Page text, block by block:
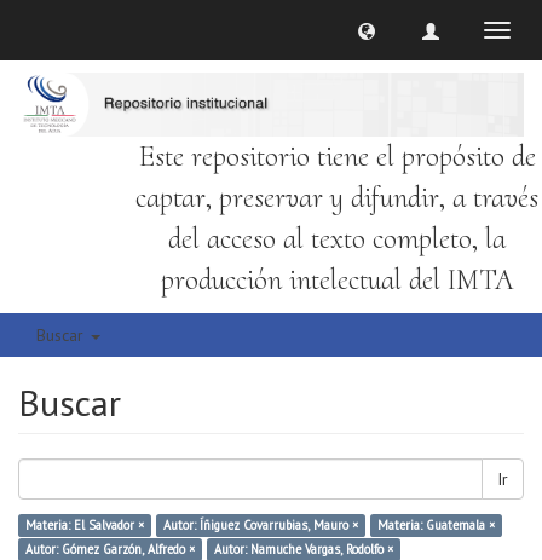
Este repositorio tiene el propósito de
captar, preservar y difundir, a través
del acceso al texto completo, la
producción intelectual del IMTA
Buscar
Buscar
Ir
Materia: El Salvador × Autor: Íñiguez Covarrubias, Mauro ×
Materia: Guatemala ×
Autor: Gómez Garzón, Alfredo ×
Autor: Namuche Vargas, Rodolfo ×